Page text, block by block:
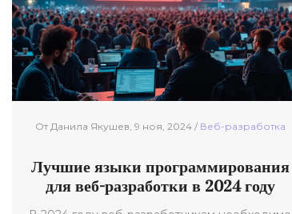
системам и деталям, которые следует учесть
при их использовании. Каждый веб-
разработчик найдет полезные практические
рекомендации со сравнением различных
CMS.
От Данила Якушев, 9 ноя, 2024 / Веб-разработка
Лучшие языки программирования
для веб-разработки в 2024 году